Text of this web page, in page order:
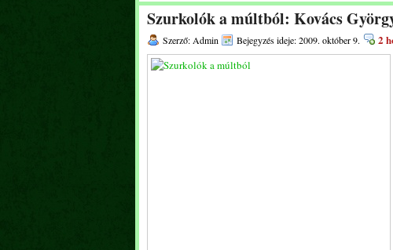
Szurkolók a múltból: Kovács
Szerző: Admin Bejegyzés ideje: 2009. október 9. 2